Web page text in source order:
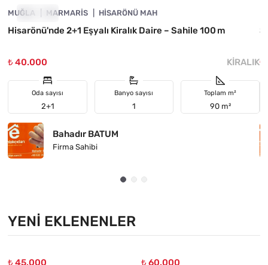
KIRALIK
MUĞLA MARMARIS HISARÖNÜ MAH
Hisarönü'nde 2+1 Eşyalı Kiralık Daire – Sahile 100 m
₺ 40.000 KIRALIK
Oda sayısı
2+1
Banyo sayısı
1
Toplam m²
90 m²
Bahadır BATUM
Firma Sahibi
₺
YENI EKLENENLER
₺ 45.000
₺ 60.000